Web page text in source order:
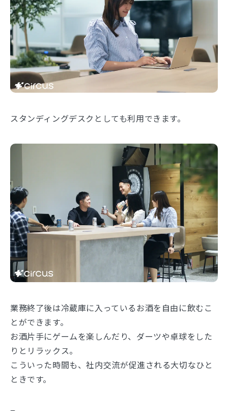
スタンディングデスクとしても利用できます。
業務終了後は冷蔵庫に入っているお酒を自由に飲むこ
とができます。
お酒片手にゲームを楽しんだり、ダーツや卓球をした
りとリラックス。
こういった時間も、社内交流が促進される大切なひと
ときです。